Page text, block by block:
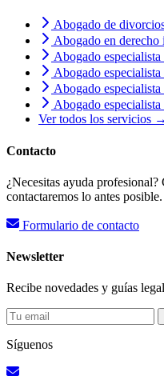
Abogado de
Abogado en
Abogado
Abogado
Abogado
Abogado
Ver todos los servicios →
Contacto
¿Necesitas ayuda
contactaremos lo antes posible.
Formulario de contacto
Newsletter
Recibe novedades y guías
Síguenos